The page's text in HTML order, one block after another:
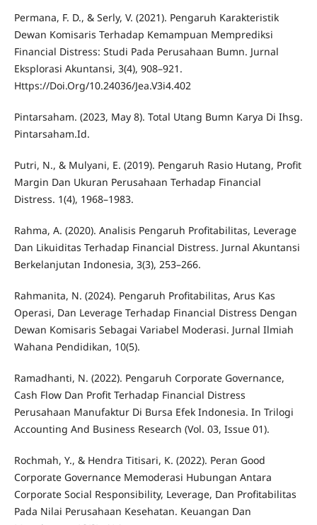
Permana, F. D., & Serly, V. (2021). Pengaruh Karakteristik
Dewan Komisaris Terhadap Kemampuan Memprediksi
Financial Distress: Studi Pada Perusahaan Bumn. Jurnal
Eksplorasi Akuntansi, 3(4), 908–921.
Https://Doi.Org/10.24036/Jea.V3i4.402
Pintarsaham. (2023, May 8). Total Utang Bumn Karya Di Ihsg.
Pintarsaham.Id.
Putri, N., & Mulyani, E. (2019). Pengaruh Rasio Hutang, Profit
Margin Dan Ukuran Perusahaan Terhadap Financial
Distress. 1(4), 1968–1983.
Rahma, A. (2020). Analisis Pengaruh Profitabilitas, Leverage
Dan Likuiditas Terhadap Financial Distress. Jurnal Akuntansi
Berkelanjutan Indonesia, 3(3), 253–266.
Rahmanita, N. (2024). Pengaruh Profitabilitas, Arus Kas
Operasi, Dan Leverage Terhadap Financial Distress Dengan
Dewan Komisaris Sebagai Variabel Moderasi. Jurnal Ilmiah
Wahana Pendidikan, 10(5).
Ramadhanti, N. (2022). Pengaruh Corporate Governance,
Cash Flow Dan Profit Terhadap Financial Distress
Perusahaan Manufaktur Di Bursa Efek Indonesia. In Trilogi
Accounting And Business Research (Vol. 03, Issue 01).
Rochmah, Y., & Hendra Titisari, K. (2022). Peran Good
Corporate Governance Memoderasi Hubungan Antara
Corporate Social Responsibility, Leverage, Dan Profitabilitas
Pada Nilai Perusahaan Kesehatan. Keuangan Dan